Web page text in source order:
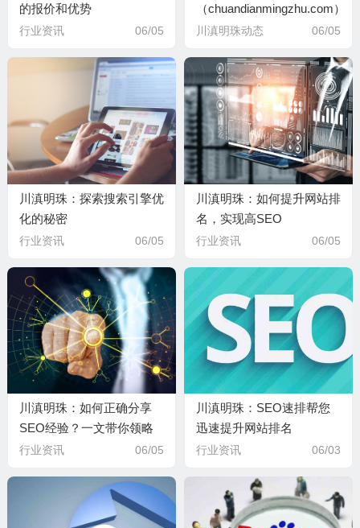
的报价和优势
行业资讯 06/05
（chuandianmingzhu.com）
上线
川滇明珠动态 06/05
川滇明珠：探索搜索引擎优
化的秘密
行业资讯 06/05
川滇明珠：如何提升网站排
名，实现高SEO
行业资讯 06/05
川滇明珠：如何正确分享
SEO经验？一文带你领略
优化的魅力
行业资讯 06/05
川滇明珠：SEO速排帮您
迅速提升网站排名
行业资讯 06/03